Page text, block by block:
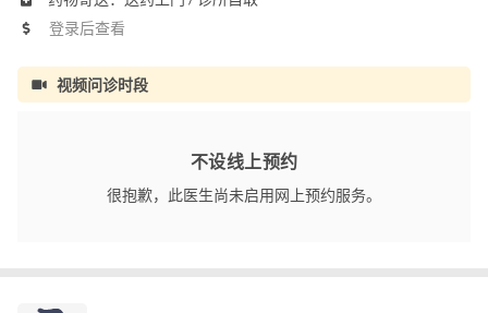
登录后查看
视频问诊时段
不设线上预约
很抱歉，此医生尚未启用网上预约服务。